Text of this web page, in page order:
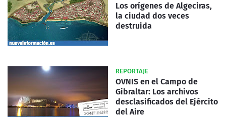
Los orígenes de Algeciras,
la ciudad dos veces
destruida
REPORTAJE
OVNIS en el Campo de
Gibraltar: Los archivos
desclasificados del Ejército
del Aire